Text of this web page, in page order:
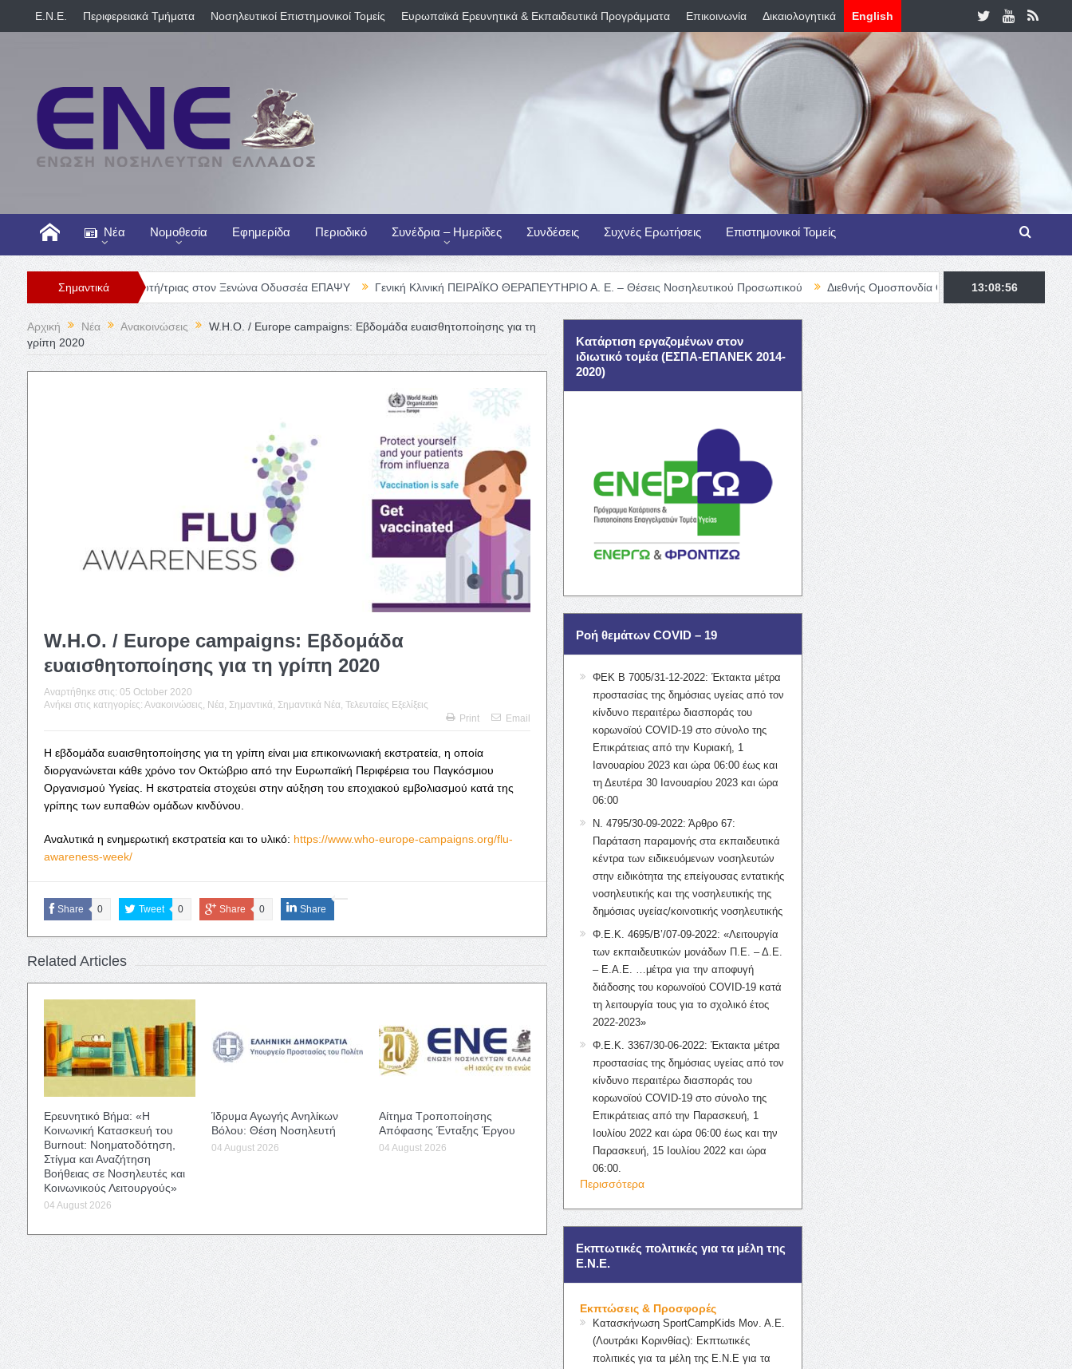
E.N.E. Περιφερειακά Τμήματα Νοσηλευτικοί Επιστημονικοί Τομείς Ευρωπαϊκά Ερευνητικά & Εκπαιδευτικά Προγράμματα Επικοινωνία Δικαιολογητικά English
Νέα Νομοθεσία Εφημερίδα Περιοδικό Συνέδρια – Ημερίδες Συνδέσεις Συχνές Ερωτήσεις Επιστημονικοί Τομείς
Σημαντικά
Νοσηλευτή/τριας στον Ξενώνα Οδυσσέα ΕΠΑΨΥ Γενική Κλινική ΠΕΙΡΑΪΚΟ ΘΕΡΑΠΕΥΤΗΡΙΟ Α. Ε. – Θέσεις Νοσηλευτικού Προσωπικού Διεθνής Ομοσπονδία Θαλασσαιμίας – TIF Fellowship
13:08:58
Αρχική Νέα Ανακοινώσεις
W.H.O. / Europe campaigns: Εβδομάδα ευαισθητοποίησης για τη
γρίπη 2020
W.H.O. / Europe campaigns: Εβδομάδα
ευαισθητοποίησης για τη γρίπη 2020
Αναρτήθηκε στις: 05 October 2020
Ανήκει στις κατηγορίες: Ανακοινώσεις Νέα Σημαντικά Σημαντικά Νέα Τελευταίες Εξελίξεις
Print
Email
Η εβδομάδα ευαισθητοποίησης για τη γρίπη είναι μια επικοινωνιακή εκστρατεία, η οποία
διοργανώνεται κάθε χρόνο τον Οκτώβριο από την Ευρωπαϊκή Περιφέρεια του Παγκόσμιου
Οργανισμού Υγείας. Η εκστρατεία στοχεύει στην αύξηση του εποχιακού εμβολιασμού κατά της
γρίπης των ευπαθών ομάδων κινδύνου.
Αναλυτικά η ενημερωτική εκστρατεία και το υλικό: https://www.who-europe-campaigns.org/flu-
awareness-week/
Share 0 Tweet 0 Share 0 Share
Related Articles
Ερευνητικό Βήμα: «Η
Κοινωνική Κατασκευή του
Burnout: Νοηματοδότηση,
Στίγμα και Αναζήτηση
Βοήθειας σε Νοσηλευτές και
Κοινωνικούς Λειτουργούς»
04 August 2026
Ίδρυμα Αγωγής Ανηλίκων
Βόλου: Θέση Νοσηλευτή
04 August 2026
Αίτημα Τροποποίησης
Απόφασης Ένταξης Έργου
04 August 2026
Κατάρτιση εργαζομένων στον
ιδιωτικό τομέα (ΕΣΠΑ-ΕΠΑΝΕΚ 2014-
2020)
Ροή θεμάτων COVID – 19
ΦΕΚ Β 7005/31-12-2022: Έκτακτα μέτρα
προστασίας της δημόσιας υγείας από τον
κίνδυνο περαιτέρω διασποράς του
κορωνοϊού COVID-19 στο σύνολο της
Επικράτειας από την Κυριακή, 1
Ιανουαρίου 2023 και ώρα 06:00 έως και
τη Δευτέρα 30 Ιανουαρίου 2023 και ώρα
06:00
Ν. 4795/30-09-2022: Άρθρο 67:
Παράταση παραμονής στα εκπαιδευτικά
κέντρα των ειδικευόμενων νοσηλευτών
στην ειδικότητα της επείγουσας εντατικής
νοσηλευτικής και της νοσηλευτικής της
δημόσιας υγείας/κοινοτικής νοσηλευτικής
Φ.Ε.Κ. 4695/Β’/07-09-2022: «Λειτουργία
των εκπαιδευτικών μονάδων Π.Ε. – Δ.Ε.
– Ε.Α.Ε. …μέτρα για την αποφυγή
διάδοσης του κορωνοϊού COVID-19 κατά
τη λειτουργία τους για το σχολικό έτος
2022-2023»
Φ.Ε.Κ. 3367/30-06-2022: Έκτακτα μέτρα
προστασίας της δημόσιας υγείας από τον
κίνδυνο περαιτέρω διασποράς του
κορωνοϊού COVID-19 στο σύνολο της
Επικράτειας από την Παρασκευή, 1
Ιουλίου 2022 και ώρα 06:00 έως και την
Παρασκευή, 15 Ιουλίου 2022 και ώρα
06:00.
Περισσότερα
Εκπτωτικές πολιτικές για τα μέλη της
Ε.Ν.Ε.
Εκπτώσεις & Προσφορές
Κατασκήνωση SportCampKids Μον. Α.Ε.
(Λουτράκι Κορινθίας): Εκπτωτικές
πολιτικές για τα μέλη της Ε.Ν.Ε για τα